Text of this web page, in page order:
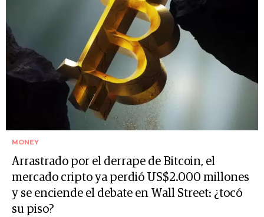
MONEY
Arrastrado por el derrape de Bitcoin, el
mercado cripto ya perdió US$2.000 millones
y se enciende el debate en Wall Street: ¿tocó
su piso?